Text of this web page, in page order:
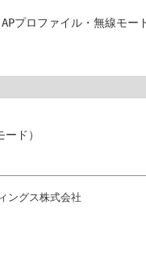
ド）
ングス株式会社